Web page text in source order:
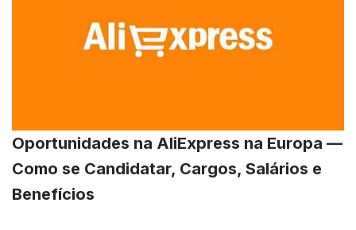
Oportunidades na AliExpress na Europa —
Como se Candidatar, Cargos, Salários e
Benefícios